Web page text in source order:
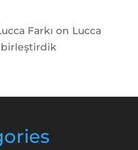
Farkı on Lucca
birleştirdik